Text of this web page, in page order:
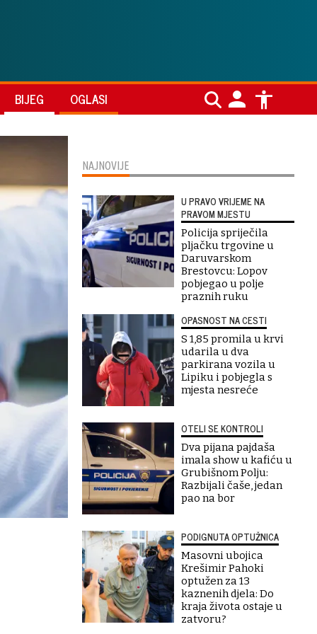
BIJEG OGLASI
NAJNOVIJE
U PRAVO VRIJEME NA
PRAVOM MJESTU
Policija spriječila
pljačku trgovine u
Daruvarskom
Brestovcu: Lopov
pobjegao u polje
praznih ruku
OPASNOST NA CESTI
S 1,85 promila u krvi
udarila u dva
parkirana vozila u
Lipiku i pobjegla s
mjesta nesreće
OTELI SE KONTROLI
Dva pijana pajdaša
imala show u kafiću u
Grubišnom Polju:
Razbijali čaše, jedan
pao na bor
PODIGNUTA OPTUŽNICA
Masovni ubojica
Krešimir Pahoki
optužen za 13
kaznenih djela: Do
kraja života ostaje u
zatvoru?